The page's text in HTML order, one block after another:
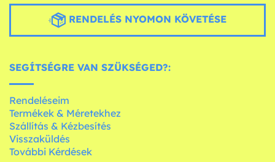
RENDELÉS NYOMON KÖVETÉSE
SEGÍTSÉGRE VAN SZÜKSÉGED?:
Rendeléseim
Termékek & Méretekhez
Szállítás & Kézbesítés
Visszaküldés
További Kérdések